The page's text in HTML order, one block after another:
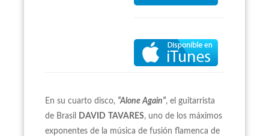
En su cuarto disco, “Alone Again”, el guitarrista
de Brasil
DAVID TAVARES, uno de los máximos
exponentes de la música de fusión flamenca de